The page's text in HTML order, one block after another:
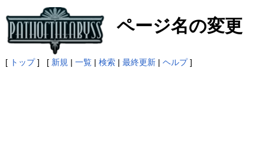
ページ名の変更
[ トップ] [ 新規 | 一覧| 検索| 最終更新| ヘルプ]